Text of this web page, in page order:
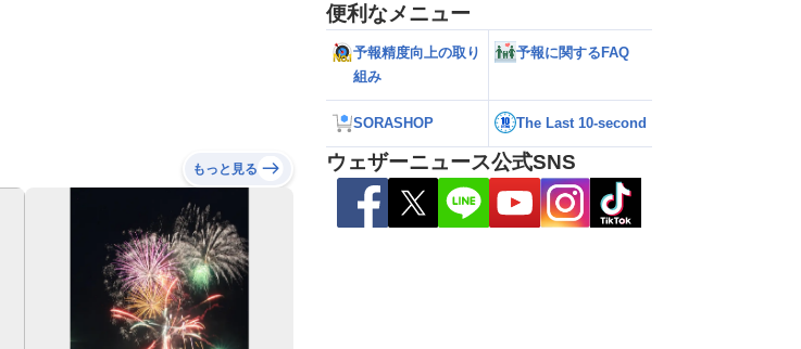
もっと見る
便利なメニュー
予報精度向上の取り
組み
予報に関するFAQ
SORASHOP The Last 10-second
ウェザーニュース公式SNS